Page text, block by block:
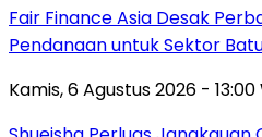
Fair Finance Asia Desak
Pendanaan untuk Sektor
Kamis, 6 Agustus 2026 - 13:00